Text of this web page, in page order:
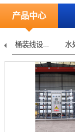
产品中心
桶装线设... 水